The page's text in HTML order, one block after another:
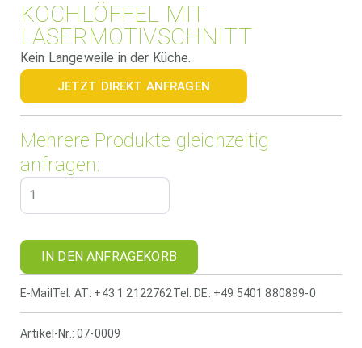
KOCHLÖFFEL MIT
LASERMOTIVSCHNITT
Kein Langeweile in der Küche.
JETZT DIREKT ANFRAGEN
Mehrere Produkte gleichzeitig
anfragen:
IN DEN ANFRAGEKORB
E-Mail Tel. AT: +43 1 2122762Tel. DE: +49 5401 880899-0
Artikel-Nr.:07-0009